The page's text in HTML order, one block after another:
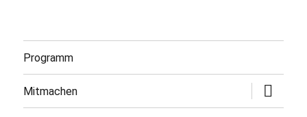
Programm
Mitmachen
öffnen